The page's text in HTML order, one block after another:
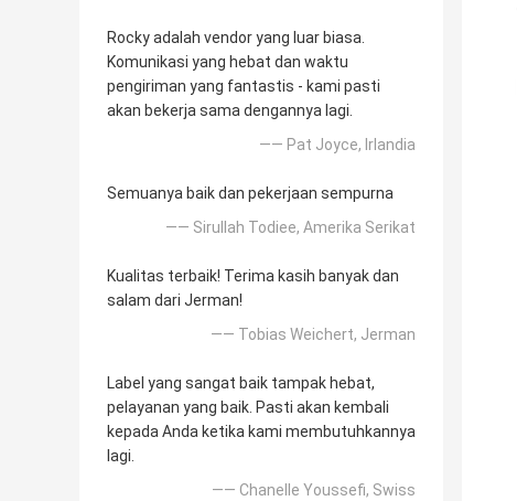
Rocky adalah vendor yang luar biasa.
Komunikasi yang hebat dan waktu
pengiriman yang fantastis - kami pasti
akan bekerja sama dengannya lagi.
—— Pat Joyce, Irlandia
Semuanya baik dan pekerjaan sempurna
—— Sirullah Todiee, Amerika Serikat
Kualitas terbaik! Terima kasih banyak dan
salam dari Jerman!
—— Tobias Weichert, Jerman
Label yang sangat baik tampak hebat,
pelayanan yang baik. Pasti akan kembali
kepada Anda ketika kami membutuhkannya
lagi.
—— Chanelle Youssefi, Swiss